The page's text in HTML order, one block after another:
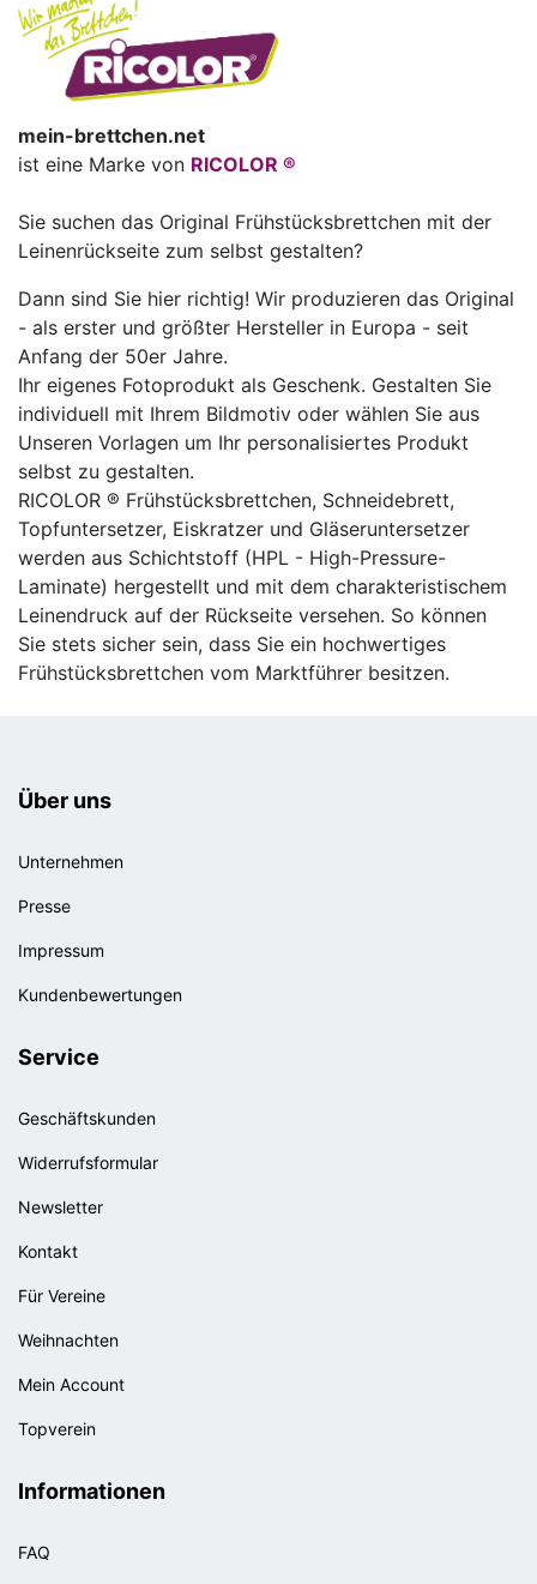
mein-brettchen.net
ist eine Marke von RICOLOR ®
Sie suchen das Original Frühstücksbrettchen mit der
Leinenrückseite zum selbst gestalten?
Dann sind Sie hier richtig! Wir produzieren das Original
- als erster und größter Hersteller in Europa - seit
Anfang der 50er Jahre.
Ihr eigenes Fotoprodukt als Geschenk. Gestalten Sie
individuell mit Ihrem Bildmotiv oder wählen Sie aus
Unseren Vorlagen um Ihr personalisiertes Produkt
selbst zu gestalten.
RICOLOR ® Frühstücksbrettchen, Schneidebrett,
Topfuntersetzer, Eiskratzer und Gläseruntersetzer
werden aus Schichtstoff (HPL - High-Pressure-
Laminate) hergestellt und mit dem charakteristischem
Leinendruck auf der Rückseite versehen. So können
Sie stets sicher sein, dass Sie ein hochwertiges
Frühstücksbrettchen vom Marktführer besitzen.
Über uns
Unternehmen
Presse
Impressum
Kundenbewertungen
Service
Geschäftskunden
Widerrufsformular
Newsletter
Kontakt
Für Vereine
Weihnachten
Mein Account
Topverein
Informationen
FAQ